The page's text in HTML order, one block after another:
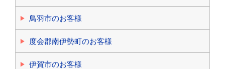
鳥羽市のお客様
度会郡南伊勢町のお客様
伊賀市のお客様